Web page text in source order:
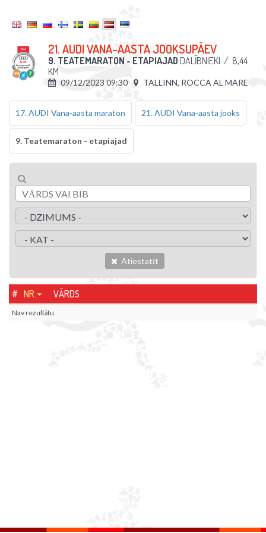
21. AUDI VANA-AASTA JOOKSUPÄEV
9. TEATEMARATON - ETAPIAJAD DALĪBNIEKI / 8,44
KM
09/12/2023 09:30 TALLINN, ROCCA AL MARE
17. AUDI Vana-aasta maraton 21. AUDI Vana-aasta jooks
9. Teatemaraton - etapiajad
Atiestatīt
# NR. VĀRDS
Nav rezultātu